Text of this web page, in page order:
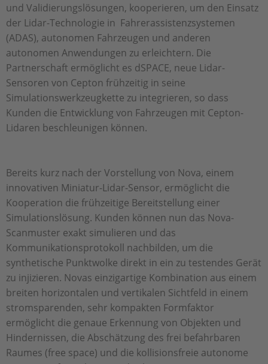
und Validierungslösungen, kooperieren, um den Einsatz
der Lidar-Technologie in Fahrerassistenzsystemen
(ADAS), autonomen Fahrzeugen und anderen
autonomen Anwendungen zu erleichtern. Die
Partnerschaft ermöglicht es dSPACE, neue Lidar-
Sensoren von Cepton frühzeitig in seine
Simulationswerkzeugkette zu integrieren, so dass
Kunden die Entwicklung von Fahrzeugen mit Cepton-
Lidaren beschleunigen können.
Bereits kurz nach der Vorstellung von Nova, einem
innovativen Miniatur-Lidar-Sensor, ermöglicht die
Kooperation die frühzeitige Bereitstellung einer
Simulationslösung. Kunden können nun das Nova-
Scanmuster exakt simulieren und das
Kommunikationsprotokoll nachbilden, um die
synthetische Punktwolke direkt in ein zu testendes Gerät
zu injizieren. Novas einzigartige Kombination aus einem
breiten horizontalen und vertikalen Sichtfeld in einem
stromsparenden, sehr kompakten Formfaktor
ermöglicht die genaue Erkennung von Objekten und
Hindernissen, die Abschätzung des frei befahrbaren
Raumes (free space) und die kollisionsfreie autonome